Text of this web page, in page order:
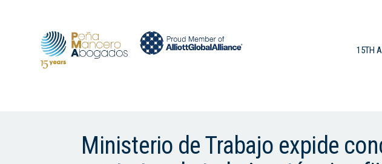
15TH
Ministerio de Trabajo expide